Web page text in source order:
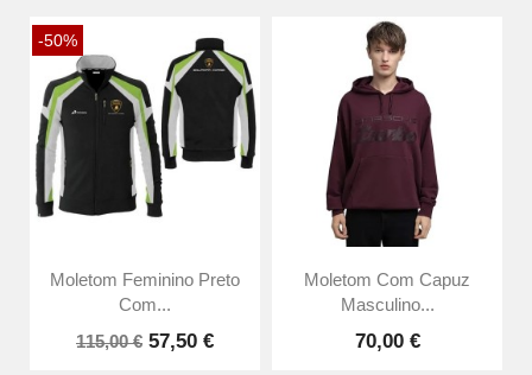
-50%
Moletom Feminino Preto
Com...
115,00 € 57,50 €
Moletom Com Capuz
Masculino...
70,00 €